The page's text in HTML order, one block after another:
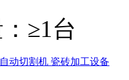
≥1台
动切割机 瓷砖加工设备